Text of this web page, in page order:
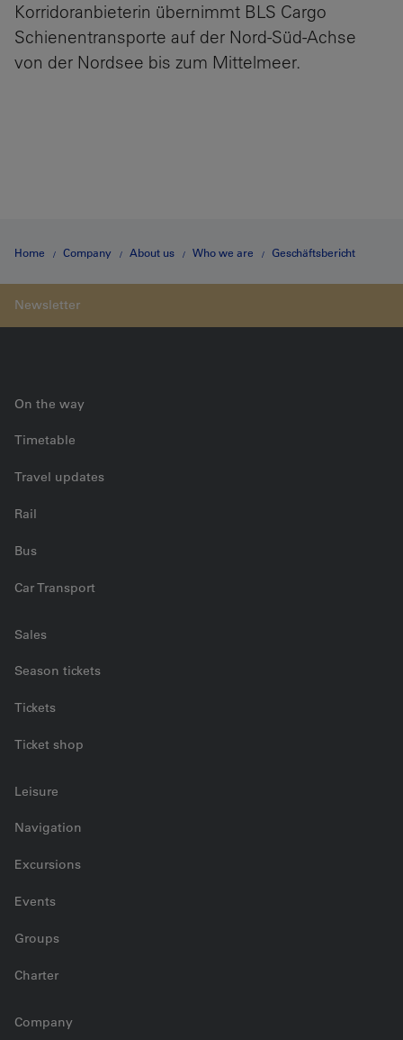
Korridoranbieterin übernimmt BLS Cargo
Schienentransporte auf der Nord-Süd-Achse
von der Nordsee bis zum Mittelmeer.
Home Company About us Who we are Geschäftsbericht
On the way
Timetable
Travel updates
Rail
Bus
Car Transport
Sales
Season tickets
Tickets
Ticket shop
Leisure
Navigation
Excursions
Events
Groups
Charter
Company